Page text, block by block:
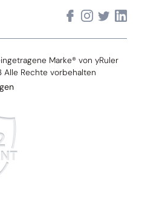
Marke® von yRuler
Alle Rechte vorbehalten